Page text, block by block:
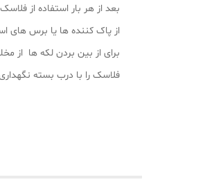
بعد از هر بار استفاده از
از پاک کننده ها یا برس های
برای از بین بردن لکه ها از
فلاسک را با درب بسته